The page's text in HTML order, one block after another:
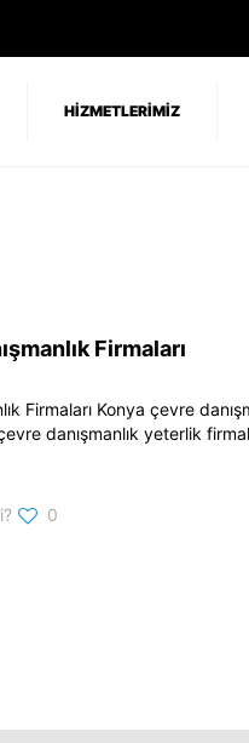
HİZMETLERİMİZ
Firmaları
Firmaları Konya çevre
danışmanlık yeterlik
0